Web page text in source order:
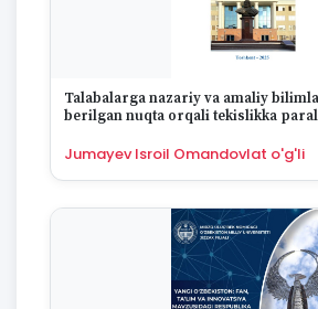
Talabalarga nazariy va amaliy
berilgan nuqta orqali tekislikka
Jumayev Isroil Omandovlat o'g'li